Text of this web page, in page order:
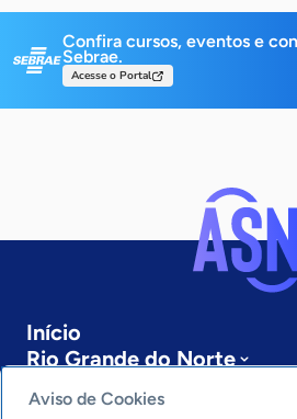
Confira cursos, eventos e
Sebrae.
Acesse o Portal
Início
Rio Grande do Norte
Sobre a ASN
Últimas notícias
Aviso de Cookies